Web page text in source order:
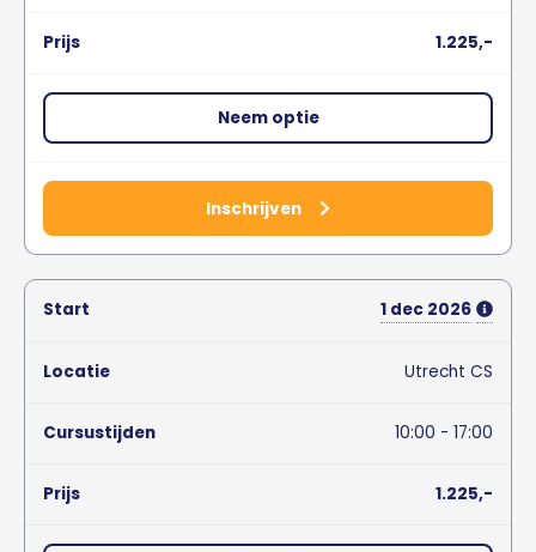
1.225,-
Neem optie
Inschrijven
1 dec 2026
Utrecht CS
10:00 - 17:00
1.225,-